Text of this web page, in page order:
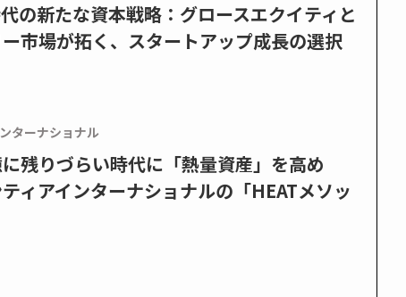
の新たな資本戦略：グロースエクイティと
市場が拓く、スタートアップ成長の選択
ターナショナル
残りづらい時代に「熱量資産」を高め
ィアインターナショナルの「HEATメソッ